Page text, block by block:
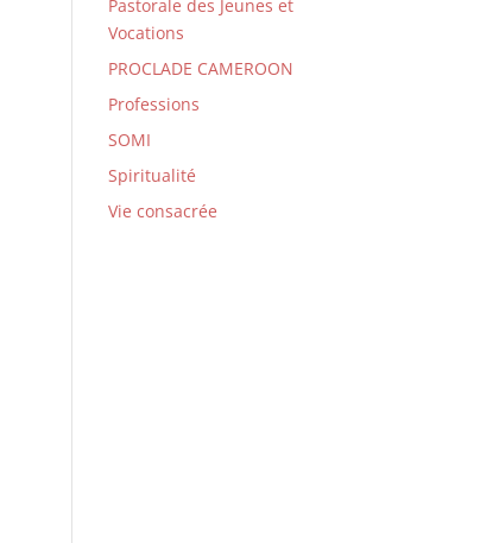
Pastorale des Jeunes et
Vocations
PROCLADE CAMEROON
Professions
SOMI
Spiritualité
Vie consacrée